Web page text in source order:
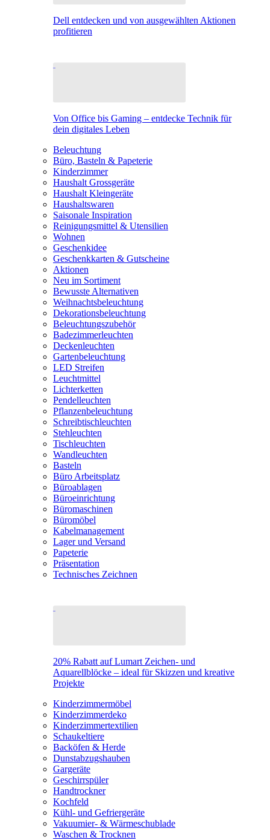
Dell entdecken und von ausgewählten Aktionen
profitieren
Von Office bis Gaming – entdecke Technik für
dein digitales Leben
Beleuchtung
Büro, Basteln & Papeterie
Kinderzimmer
Haushalt Grossgeräte
Haushalt Kleingeräte
Haushaltswaren
Saisonale Inspiration
Reinigungsmittel & Utensilien
Wohnen
Geschenkidee
Geschenkkarten & Gutscheine
Aktionen
Neu im Sortiment
Bewusste Alternativen
Weihnachtsbeleuchtung
Dekorationsbeleuchtung
Beleuchtungszubehör
Badezimmerleuchten
Deckenleuchten
Gartenbeleuchtung
LED Streifen
Leuchtmittel
Lichterketten
Pendelleuchten
Pflanzenbeleuchtung
Schreibtischleuchten
Stehleuchten
Tischleuchten
Wandleuchten
Basteln
Büro Arbeitsplatz
Büroablagen
Büroeinrichtung
Büromaschinen
Büromöbel
Kabelmanagement
Lager und Versand
Papeterie
Präsentation
Technisches Zeichnen
20% Rabatt auf Lumart Zeichen- und
Aquarellblöcke – ideal für Skizzen und kreative
Projekte
Kinderzimmermöbel
Kinderzimmerdeko
Kinderzimmertextilien
Schaukeltiere
Backöfen & Herde
Dunstabzugshauben
Gargeräte
Geschirrspüler
Handtrockner
Kochfeld
Kühl- und Gefriergeräte
Vakuumier- & Wärmeschublade
Waschen & Trocknen